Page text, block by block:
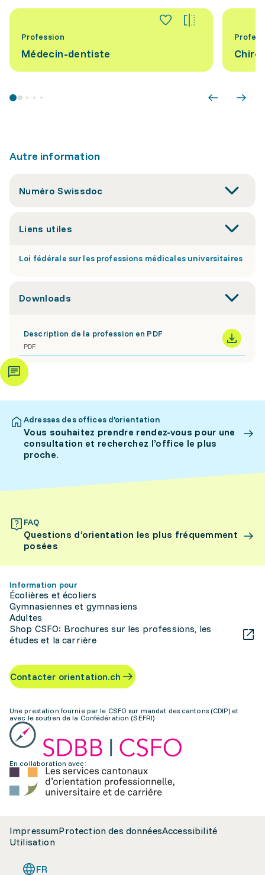
Profession
Médecin-dentiste
Autre information
Numéro Swissdoc
Liens utiles
Loi fédérale sur les professions médicales universitaires
Downloads
Description de la profession en PDF
PDF
Adresses des offices d’orientation
Vous souhaitez prendre rendez-vous pour une
consultation et recherchez l’office le plus
proche.
FAQ
Questions d’orientation les plus fréquemment
posées
Information pour
Écolières et écoliers
Gymnasiennes et gymnasiens
Adultes
Shop CSFO: Brochures sur les professions, les
études et la carrière
Contacter orientation.ch
Une prestation fournie par le CSFO sur mandat des cantons (CDIP) et
avec le soutien de la Confédération (SEFRI)
En collaboration avec:
ImpressumProtection des donnéesAccessibilité
Utilisation
FR